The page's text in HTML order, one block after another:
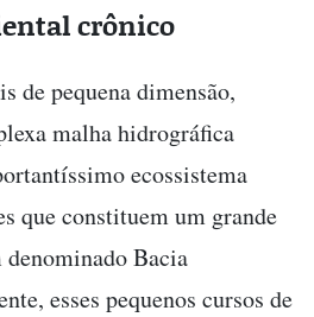
crônico
de pequena dimensão,
malha hidrográfica
ecossistema
que constituem um grande
denominado Bacia
esses pequenos cursos de